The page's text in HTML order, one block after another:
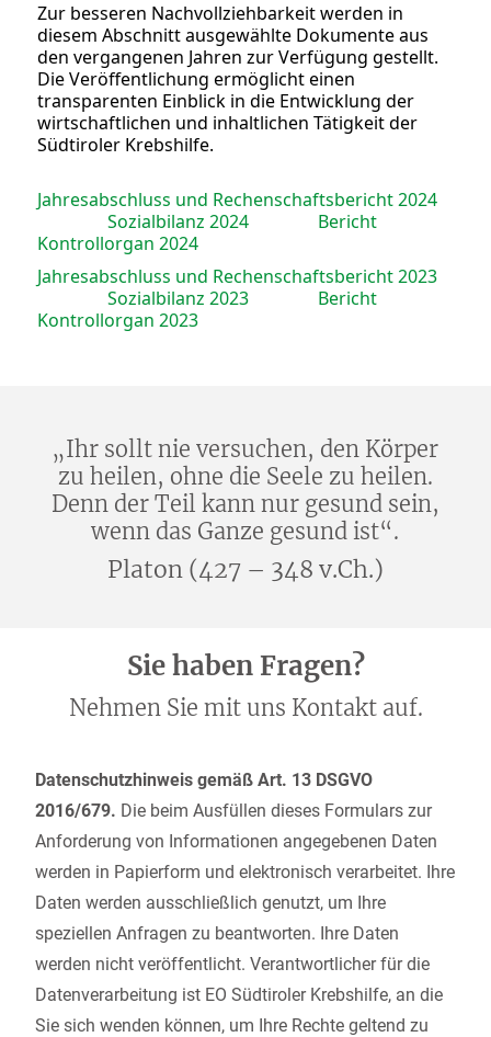
Zur besseren Nachvollziehbarkeit werden in
diesem Abschnitt ausgewählte Dokumente aus
den vergangenen Jahren zur Verfügung gestellt.
Die Veröffentlichung ermöglicht einen
transparenten Einblick in die Entwicklung der
wirtschaftlichen und inhaltlichen Tätigkeit der
Südtiroler Krebshilfe.
Jahresabschluss und Rechenschaftsbericht 2024
Sozialbilanz 2024
Bericht
Kontrollorgan 2024
Jahresabschluss und Rechenschaftsbericht 2023
Sozialbilanz 2023
Bericht
Kontrollorgan 2023
„Ihr sollt nie versuchen, den Körper
zu heilen, ohne die Seele zu heilen.
Denn der Teil kann nur gesund sein,
wenn das Ganze gesund ist“.
Platon (427 – 348 v.Ch.)
Sie haben Fragen?
Nehmen Sie mit uns Kontakt auf.
Datenschutzhinweis gemäß Art. 13 DSGVO
2016/679. Die beim Ausfüllen dieses Formulars zur
Anforderung von Informationen angegebenen Daten
werden in Papierform und elektronisch verarbeitet. Ihre
Daten werden ausschließlich genutzt, um Ihre
speziellen Anfragen zu beantworten. Ihre Daten
werden nicht veröffentlicht. Verantwortlicher für die
Datenverarbeitung ist EO Südtiroler Krebshilfe, an die
Sie sich wenden können, um Ihre Rechte geltend zu